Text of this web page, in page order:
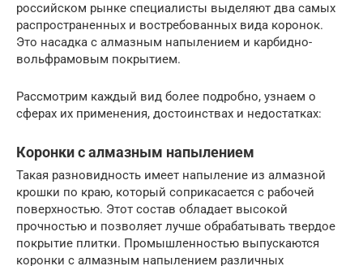
российском рынке специалисты выделяют два самых
распространенных и востребованных вида коронок.
Это насадка с алмазным напылением и карбидно-
вольфрамовым покрытием.
Рассмотрим каждый вид более подробно, узнаем о
сферах их применения, достоинствах и недостатках:
Коронки с алмазным напылением
Такая разновидность имеет напыление из алмазной
крошки по краю, который соприкасается с рабочей
поверхностью. Этот состав обладает высокой
прочностью и позволяет лучше обрабатывать твердое
покрытие плитки. Промышленностью выпускаются
коронки с алмазным напылением различных